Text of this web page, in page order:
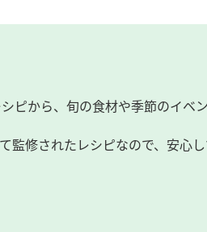
ピから、旬の食材や季節のイベ
監修されたレシピなので、安心し